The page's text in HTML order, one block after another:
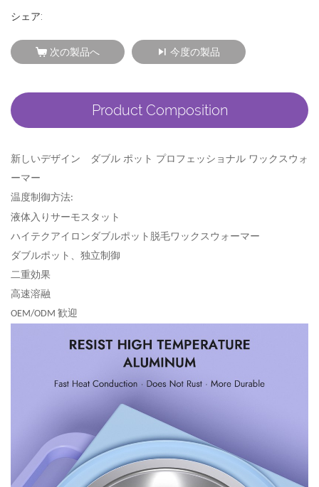
シェア:
次の製品へ 今度の製品
Product Composition
新しいデザイン ダブル ポット プロフェッショナル ワックス ウォ
ーマー
温度制御方法:
液体入りサーモスタット
ハイテクアイロンダブルポット脱毛ワックス ウォーマー
ダブルポット、独立制御
二重効果
高速溶融
OEM/ODM 歓迎